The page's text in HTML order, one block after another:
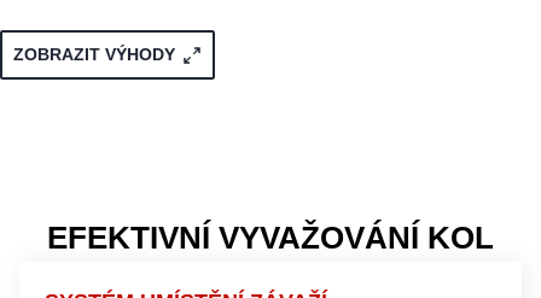
ZOBRAZIT VÝHODY
EFEKTIVNÍ VYVAŽOVÁNÍ KOL